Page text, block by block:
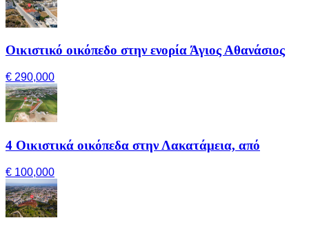
Οικιστικό οικόπεδο στην ενορία Άγιος Αθανάσιος
€ 290,000
4 Οικιστικά οικόπεδα στην Λακατάμεια, από
€ 100,000